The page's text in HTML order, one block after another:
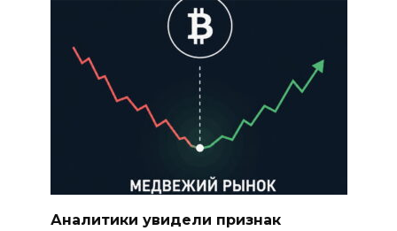
Аналитики увидели признак